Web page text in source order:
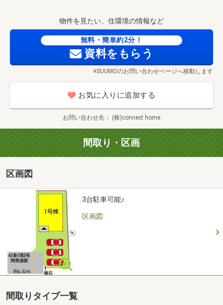
お電話の際、気になる点等ございましたらご遠慮なくご相
を持参し、物件のご案内を
させて頂きます。場所が分からない場合は最寄り駅・弊社
お待ち合わせさせて頂き、一緒に現地へ行く事も可能で
（ステップ3）
ご案内当日。
生活イメージしながら、室内の雰囲気や、周辺環境までの
距離を確かめて頂きます。
その際に聞き忘れていた事や、ご見学中に出てきた疑問を
担当スタッフにご相談下さい。
（ステップ4）
◎現居のお困り事
物件を見たい、住環境の情報など
無料・簡単約2分！
資料をもらう
※SUUMOのお問い合わせページへ移動します
お気に入りに追加する
お問い合わせ先 (株)connect home
間取り・区画
区画図
3台駐車可能♪
区画図
間取りタイプ一覧